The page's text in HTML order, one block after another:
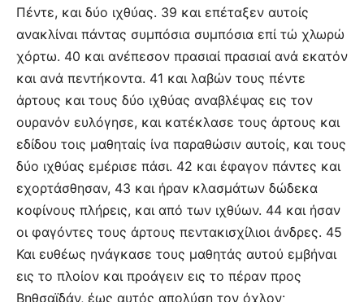
Πέντε, και δύο ιχθύας. 39 και επέταξεν αυτοίς
ανακλίναι πάντας συμπόσια συμπόσια επί τώ χλωρώ
χόρτω. 40 και ανέπεσον πρασιαί πρασιαί ανά εκατόν
και ανά πεντήκοντα. 41 και λαβών τους πέντε
άρτους και τους δύο ιχθύας αναβλέψας εις τον
ουρανόν ευλόγησε, και κατέκλασε τους άρτους και
εδίδου τοις μαθηταίς ίνα παραθώσιν αυτοίς, και τους
δύο ιχθύας εμέρισε πάσι. 42 και έφαγον πάντες και
εχορτάσθησαν, 43 και ήραν κλασμάτων δώδεκα
κοφίνους πλήρεις, και από των ιχθύων. 44 και ήσαν
οι φαγόντες τους άρτους πεντακισχίλιοι άνδρες. 45
Και ευθέως ηνάγκασε τους μαθητάς αυτού εμβήναι
εις το πλοίον και προάγειν εις το πέραν προς
Βηθσαϊδάν, έως αυτός απολύση τον όχλον·